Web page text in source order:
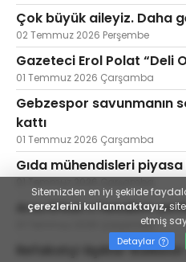
Çok büyük aileyiz. Daha
02 Temmuz 2026 Perşembe
Gazeteci Erol Polat “Deli
01 Temmuz 2026 Çarşamba
Gebzespor savunmanın
kattı
01 Temmuz 2026 Çarşamba
Gıda mühendisleri piyasa
Arzu Erkan x hesabını
01 Temmuz 2026 Çarşamba
Refakatçi âşıklar
Sitemizden en iyi şekilde
çerezlerini kullanmaktayız,
etmiş
Detaylar